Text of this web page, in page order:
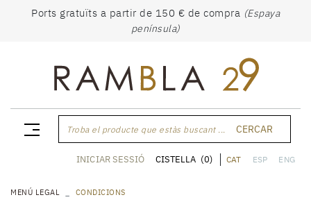
Ports gratuïts a partir de 150 € de compra (Espaya
península)
Troba el producte que estàs buscant ... CERCAR
CAT ESP ENG
INICIAR SESSIÓ CISTELLA (0)
MENÚ LEGAL CONDICIONS